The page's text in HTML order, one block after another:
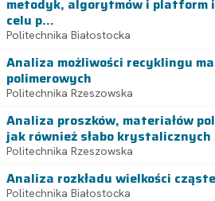
metodyk, algorytmów i platform
celu p...
Politechnika Białostocka
Analiza możliwości recyklingu
polimerowych
Politechnika Rzeszowska
Analiza proszków, materiałów
jak również słabo
Politechnika Rzeszowska
Analiza rozkładu wielkości
Politechnika Białostocka